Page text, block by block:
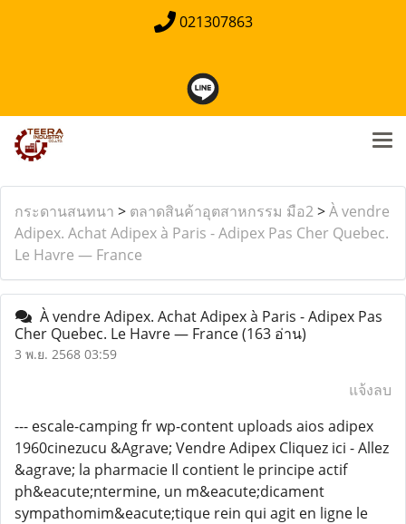
021307863
กระดานสนทนา > ตลาดสินค้าอุตสาหกรรม มือ2>À vendre
Adipex. Achat Adipex à Paris - Adipex Pas Cher Quebec.
Le Havre — France
À vendre Adipex. Achat Adipex à Paris - Adipex Pas
Cher Quebec. Le Havre — France(163 อ่าน)
3 พ.ย. 2568 03:59
แจ้งลบ
--- escale-camping fr wp-content uploads aios adipex
1960cinezucu &Agrave; Vendre Adipex Cliquez ici - Allez
&agrave; la pharmacie Il contient le principe actif
ph&eacute;ntermine, un m&eacute;dicament
sympathomim&eacute;tique rein qui agit en ligne le